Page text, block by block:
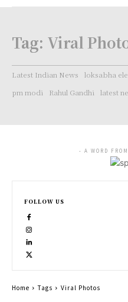
Tag: Viral
Latest Indian News loksabha
pm modi
Rahul Gandhi latest
- A WORD
FOLLOW US
Home Tags Viral Photos